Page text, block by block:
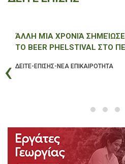
ΆΛΛΗ ΜΊΑ ΧΡΟΝΙΆ ΣΗΜΕΊΩΣΕ
ΤΟ BEER PHELSTIVAL ΣΤΟ
ΔΕΙΤΕ-ΕΠΙΣΗΣ-ΝΕΑ ΕΠΙΚΑΙΡΟΤΗΤΑ
‹